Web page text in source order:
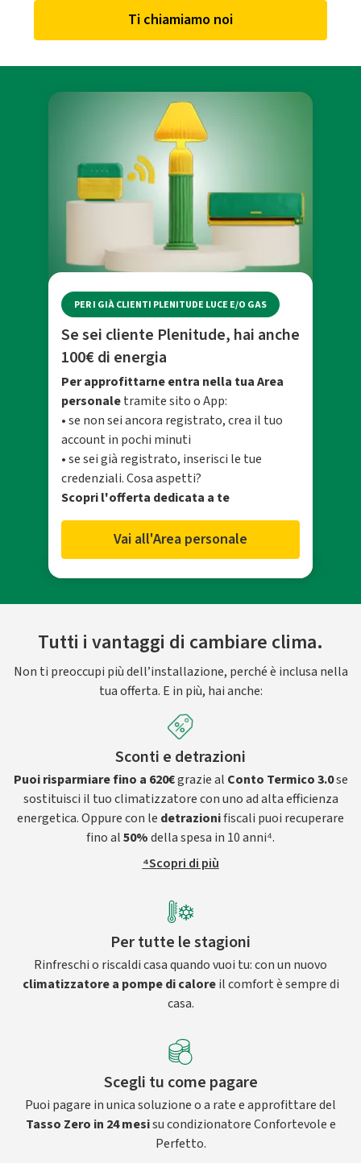
Ti chiamiamo noi
PER I GIÀ CLIENTI PLENITUDE LUCE E/O GAS
Se sei cliente Plenitude, hai anche
100€ di energia
Per approfittarne entra nella tua Area
personaletramite sito o App:
• se non sei ancora registrato, crea il tuo
account in pochi minuti
• se sei già registrato, inserisci le tue
credenziali. Cosa aspetti?
Scopri l'offerta dedicata a te
Vai all'Area personale
Tutti i vantaggi di cambiare clima.
Non ti preoccupi più dell’installazione, perché è inclusa nella
tua offerta. E in più, hai anche:
Sconti e detrazioni
Puoi risparmiare fino a 620€grazie al Conto Termico 3.0se
sostituisci il tuo climatizzatore con uno ad alta efficienza
energetica. Oppure con le detrazionifiscali puoi recuperare
fino al50%della spesa in 10 anni⁴.
⁴Scopri di più
Per tutte le stagioni
Rinfreschi o riscaldi casa quando vuoi tu: con un nuovo
climatizzatore a pompe di caloreil comfort è sempre di
casa.
Scegli tu come pagare
Puoi pagare in unica soluzione o a rate e approfittare del
Tasso Zero in 24 mesisu condizionatore Confortevole e
Perfetto.